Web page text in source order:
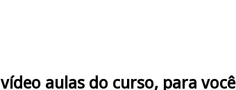
vídeo aulas do curso, para você